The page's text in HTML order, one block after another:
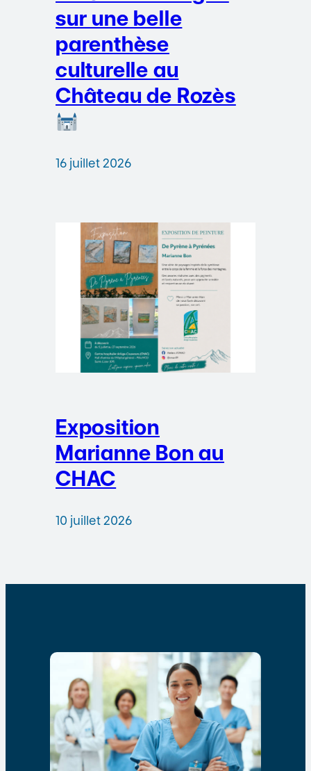
sur une belle
parenthèse
culturelle au
Château de Rozès
16 juillet 2026
Exposition
Marianne Bon au
CHAC
10 juillet 2026